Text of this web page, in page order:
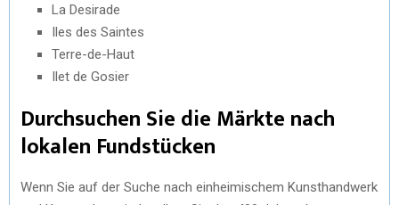
La Desirade
Iles des Saintes
Terre-de-Haut
Ilet de Gosier
Durchsuchen Sie die Märkte nach
lokalen Fundstücken
Wenn Sie auf der Suche nach einheimischem Kunsthandwerk